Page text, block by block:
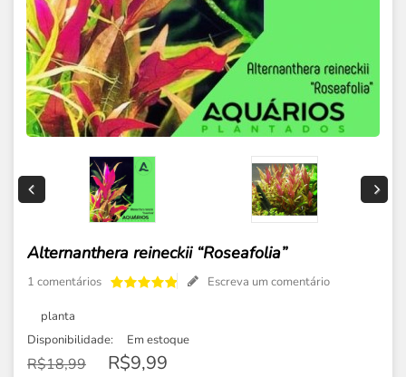
Alternanthera reineckii “Roseafolia”
1 comentários Escreva um comentário
planta
Disponibilidade:
Em estoque
R$18,99 R$9,99